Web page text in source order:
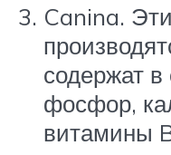
Canina.
содержат в
фосфор,
витамины